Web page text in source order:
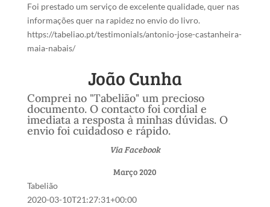
Foi prestado um serviço de excelente qualidade, quer nas
informações quer na rapidez no envio do livro.
https://tabeliao.pt/testimonials/antonio-jose-castanheira-
maia-nabais/
‎João Cunha
Comprei no "Tabelião" um precioso
documento. O contacto foi cordial e
imediata a resposta à minhas dúvidas. O
envio foi cuidadoso e rápido.
Via Facebook
Março 2020
Tabelião
2020-03-10T21:27:31+00:00